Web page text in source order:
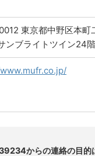
東京都中野区本町
ンブライトツイン24階
からの連絡の目的